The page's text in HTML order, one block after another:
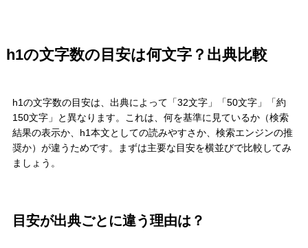
h1の文字数の目安は何文字？出典比較
h1の文字数の目安は、出典によって「32文字」「50文字」「約
150文字」と異なります。これは、何を基準に見ているか（検索
結果の表示か、h1本文としての読みやすさか、検索エンジンの推
奨か）が違うためです。まずは主要な目安を横並びで比較してみ
ましょう。
目安が出典ごとに違う理由は？